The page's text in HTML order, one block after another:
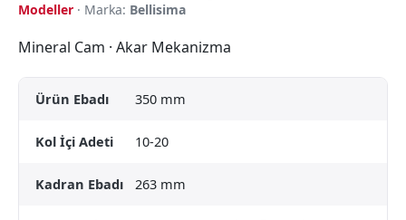
Modeller · Marka: Bellisima
Mineral Cam · Akar Mekanizma
Ürün Ebadı 350 mm
Kol İçi Adeti 10-20
Kadran Ebadı 263 mm